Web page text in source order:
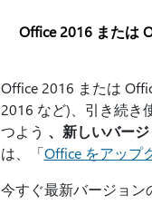
Office 2016 または
Office 2016 または
2016 など)、引き続き
つよう 、新しいバー
は、「Office をアップ
今すぐ最新バージョン